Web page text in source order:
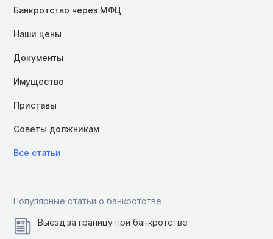
Банкротство через МФЦ
Наши цены
Документы
Имущество
Приставы
Советы должникам
Все статьи
Популярные статьи о банкротстве
Выезд за границу при банкротстве